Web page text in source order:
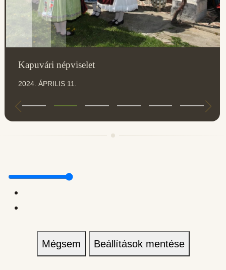
Kapuvári népviselet
2024. ÁPRILIS 11.
Mégsem Beállítások mentése